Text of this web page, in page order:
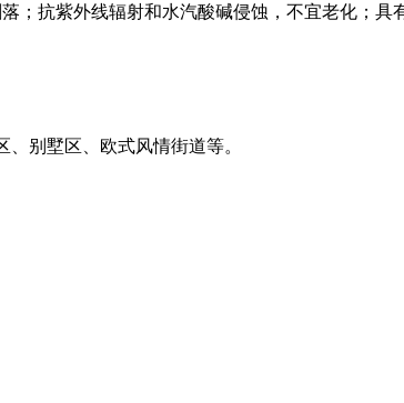
；抗紫外线辐射和水汽酸碱侵蚀，不宜老化；
别墅区、欧式风情街道等。